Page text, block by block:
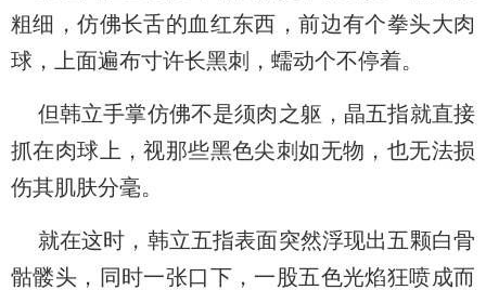
粗细，仿佛长舌的血红东西，前边有个拳头大肉
球，上面遍布寸许长黑刺，蠕动个不停着。
但韩立手掌仿佛不是须肉之躯，晶五指就直接
抓在肉球上，视那些黑色尖刺如无物，也无法损
伤其肌肤分毫。
就在这时，韩立五指表面突然浮现出五颗白骨
骷髅头，同时一张口下，一股五色光焰狂喷成而